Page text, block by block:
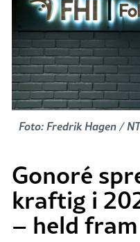
Foto: Fredrik Hagen /
Gonoré
kraftig i
– held